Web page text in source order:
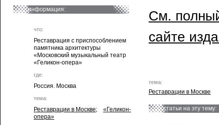
информация:
что:
Реставрация с приспособлением
памятника архитектуры
«Московский музыкальный театр
«Геликон-опера»
где:
Россия. Москва
тема:
Реставрации в Москве; «Геликон-
опера»
См.
сайте
тема:
Реставрации в Москве
статьи на эту тему: